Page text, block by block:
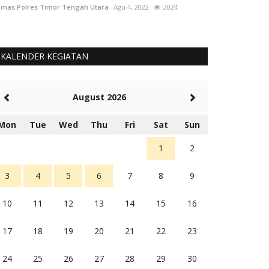
Polres Timor Tengah Utara Agu 4, 2022 2024
KALENDER KEGIATAN
August 2026
Tue Wed Thu Fri Sat Sun
1 2
3 4 5 6 7 8 9
10 11 12 13 14 15 16
17 18 19 20 21 22 23
24 25 26 27 28 29 30